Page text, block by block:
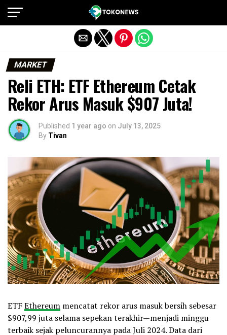
MARKET
Reli ETH: ETF Ethereum Cetak
Rekor Arus Masuk $907 Juta!
Published 1 year ago on July 13, 2025
By Tivan
ETFEthereum mencatat rekor arus masuk bersih sebesar
$907,99 juta selama sepekan terakhir—menjadi minggu
terbaik sejak peluncurannya pada Juli 2024. Data dari
Exit mobile version